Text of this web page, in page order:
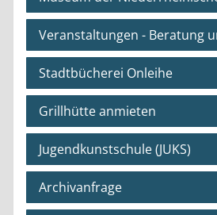
Veranstaltungen - Beratung
Stadtbücherei Onleihe
Grillhütte anmieten
Jugendkunstschule (JUKS)
Archivanfrage